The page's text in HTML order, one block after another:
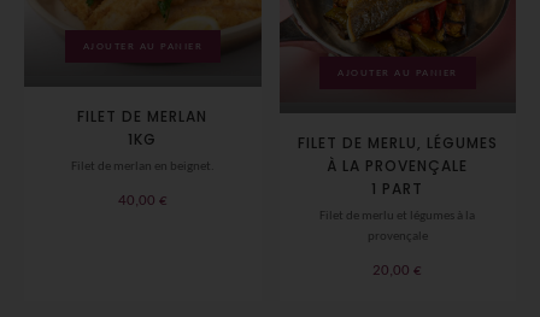
AJOUTER AU PANIER
FILET DE MERLAN
1KG
Filet de merlan en beignet.
40,00 €
AJOUTER AU PANIER
FILET DE MERLU, LÉGUMES
À LA PROVENÇALE
1 PART
Filet de merlu et légumes à la
provençale
20,00€